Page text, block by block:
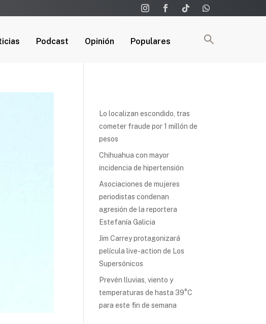
Podcast Opinión Populares
Lo localizan escondido, tras
cometer fraude por 1 millón de
pesos
Chihuahua con mayor
incidencia de hipertensión
Asociaciones de mujeres
periodistas condenan
agresión de la reportera
Estefanía Galicia
Jim Carrey protagonizará
película live-action de Los
Supersónicos
Prevén lluvias, viento y
temperaturas de hasta 39°C
para este fin de semana